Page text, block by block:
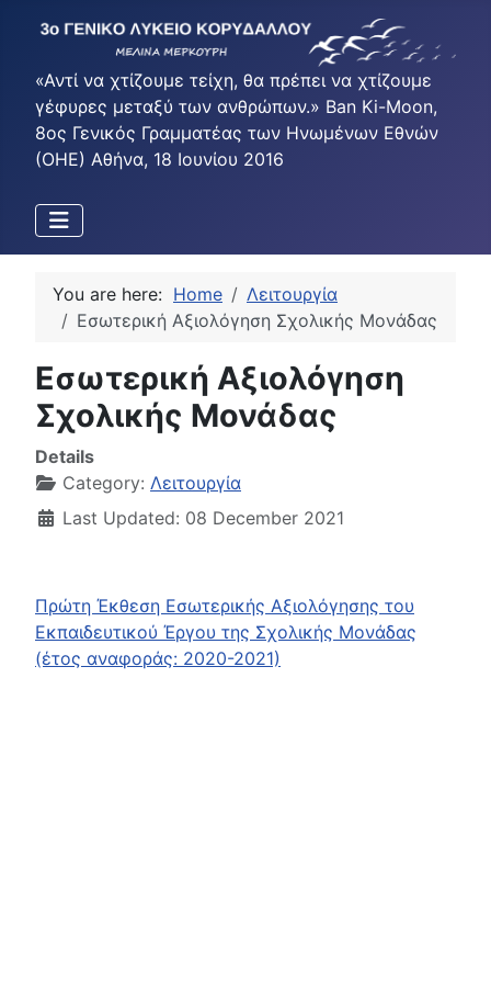
«Αντί να χτίζουμε τείχη, θα πρέπει να χτίζουμε
γέφυρες μεταξύ των ανθρώπων.» Ban Ki-Moon,
8ος Γενικός Γραμματέας των Ηνωμένων Εθνών
(ΟΗΕ) Αθήνα, 18 Ιουνίου 2016
You are here: Home
Λειτουργία
Εσωτερική Αξιολόγηση Σχολικής Μονάδας
Εσωτερική Αξιολόγηση
Σχολικής Μονάδας
Details
Category: Λειτουργία
Last Updated: 08 December 2021
Πρώτη Έκθεση Εσωτερικής Αξιολόγησης του
Εκπαιδευτικού Έργου της Σχολικής Μονάδας
(έτος αναφοράς: 2020-2021)